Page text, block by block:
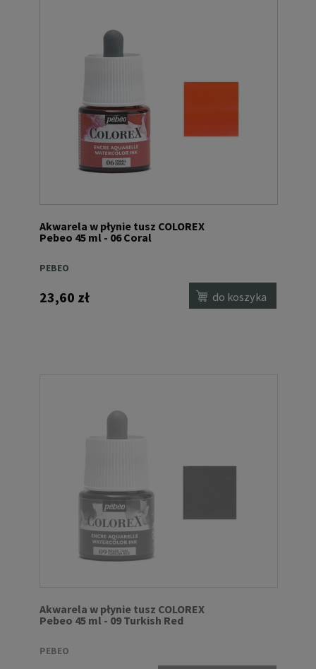
Akwarela w płynie tusz COLOREX
Pebeo 45 ml - 06 Coral
PEBEO
23,60 zł do koszyka
Akwarela w płynie tusz COLOREX
Pebeo 45 ml - 09 Turkish Red
PEBEO